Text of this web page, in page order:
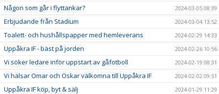
Någon som går i flyttankar? 2024-03-05 08:39
Erbjudande från Stadium 2024-03-04 13:52
Toalett- och hushållspapper med hemleverans 2024-02-29 14:33
Uppåkra IF - bäst på jorden 2024-02-26 10:56
Vi söker ledare inför uppstart av gåfotboll 2024-02-19 08:31
Vi hälsar Omar och Oskar välkomna till Uppåkra IF 2024-02-02 09:51
Uppåkra IF köp, byt & sälj 2024-01-29 11:29